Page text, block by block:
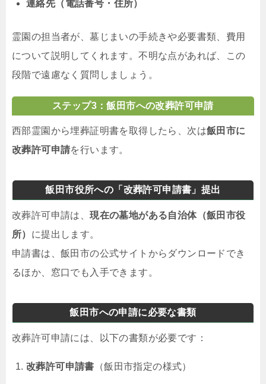
連絡先（電話番号・住所）
霊園の担当者が、墓じまいの手続きや必要書類、費用
について説明してくれます。不明な点があれば、この
段階で遠慮なく質問しましょう。
ステップ3：飯田市への改葬許可申請
西部霊園から埋葬証明書を取得したら、次は飯田市に
改葬許可申請を行います。
飯田市役所への「改葬許可申請書」提出
改葬許可申請は、現在の墓地がある自治体（飯田市役
所） に提出します。
申請書は、飯田市の公式サイトからダウンロードでき
るほか、窓口でも入手できます。
飯田市への申請に必要な書類
改葬許可申請には、以下の書類が必要です：
改葬許可申請書 （飯田市指定の様式）